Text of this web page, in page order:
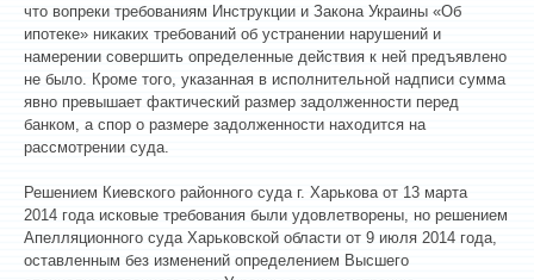
что вопреки требованиям Инструкции и Закона Украины «Об
ипотеке» никаких требований об устранении нарушений и
намерении совершить определенные действия к ней предъявлено
не было. Кроме того, указанная в исполнительной надписи сумма
явно превышает фактический размер задолженности перед
банком, а спор о размере задолженности находится на
рассмотрении суда.
Решением Киевского районного суда г. Харькова от 13 марта
2014 года исковые требования были удовлетворены, но решением
Апелляционного суда Харьковской области от 9 июля 2014 года,
оставленным без изменений определением Высшего